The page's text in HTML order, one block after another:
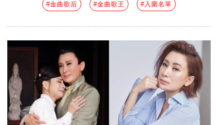
#金曲歌后 #金曲歌王 #入圍名單